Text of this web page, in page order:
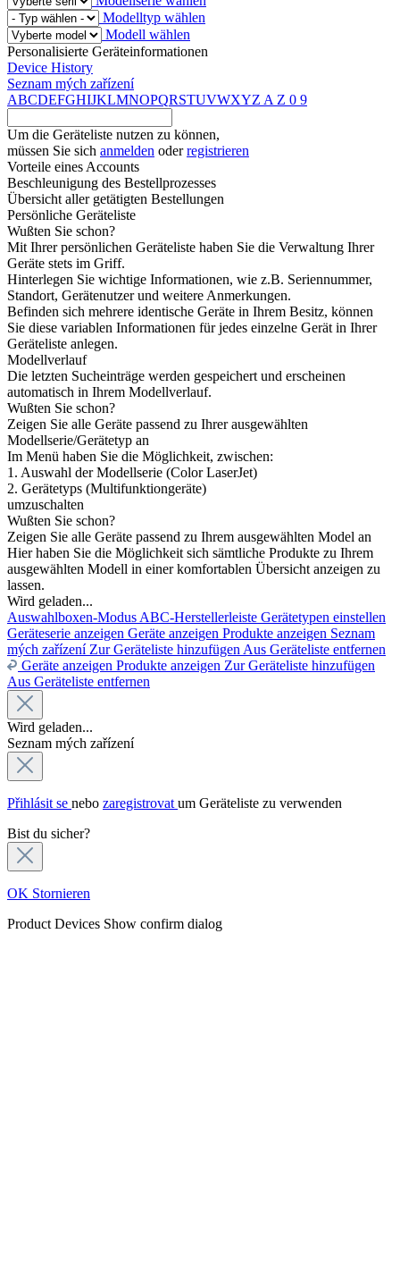
Modelltyp wählen
Modell wählen
Personalisierte Geräteinformationen
Device History
Seznam mých zařízení
ABCDEFGHIJKLMNOPQRSTUVWXYZ A Z 0 9
Um die Geräteliste nutzen zu können,
müssen Sie sich anmelden oderregistrieren
Vorteile eines Accounts
Beschleunigung des Bestellprozesses
Übersicht aller getätigten Bestellungen
Persönliche Geräteliste
Wußten Sie schon?
Mit Ihrer persönlichen Geräteliste haben Sie die Verwaltung Ihrer
Geräte stets im Griff.
Hinterlegen Sie wichtige Informationen, wie z.B. Seriennummer,
Standort, Gerätenutzer und weitere Anmerkungen.
Befinden sich mehrere identische Geräte in Ihrem Besitz, können
Sie diese variablen Informationen für jedes einzelne Gerät in Ihrer
Geräteliste anlegen.
Modellverlauf
Die letzten Sucheinträge werden gespeichert und erscheinen
automatisch in Ihrem Modellverlauf.
Wußten Sie schon?
Zeigen Sie alle Geräte passend zu Ihrer ausgewählten
Modellserie/Gerätetyp an
Im Menü haben Sie die Möglichkeit, zwischen:
1. Auswahl der Modellserie (Color LaserJet)
2. Gerätetyps (Multifunktiongeräte)
umzuschalten
Wußten Sie schon?
Zeigen Sie alle Geräte passend zu Ihrem ausgewählten Model an
Hier haben Sie die Möglichkeit sich sämtliche Produkte zu Ihrem
ausgewählten Modell in einer komfortablen Übersicht anzeigen zu
lassen.
Wird geladen...
Auswahlboxen-Modus ABC-Herstellerleiste Gerätetypen einstellen
Geräteserie anzeigen Geräte anzeigen Produkte anzeigen Seznam
mých zařízení Zur Geräteliste hinzufügen Aus Geräteliste entfernen
Geräte anzeigen Produkte anzeigen Zur Geräteliste hinzufügen
Aus Geräteliste entfernen
Wird geladen...
Seznam mých zařízení
Přihlásit se nebo zaregistrovat um Geräteliste zu verwenden
Bist du sicher?
OK Stornieren
Product Devices Show confirm dialog